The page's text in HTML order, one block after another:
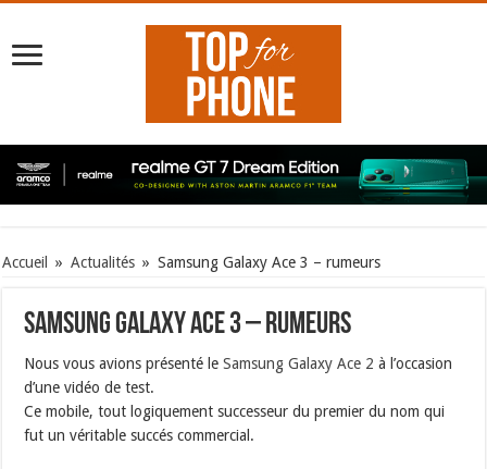
Accueil » Actualités » Samsung Galaxy Ace 3 – rumeurs
Samsung Galaxy Ace 3 – rumeurs
Nous vous avions présenté leSamsung Galaxy Ace 2 à l’occasion
d’une vidéo de test.
Ce mobile, tout logiquement successeur du premier du nom qui
fut un véritable succés commercial.